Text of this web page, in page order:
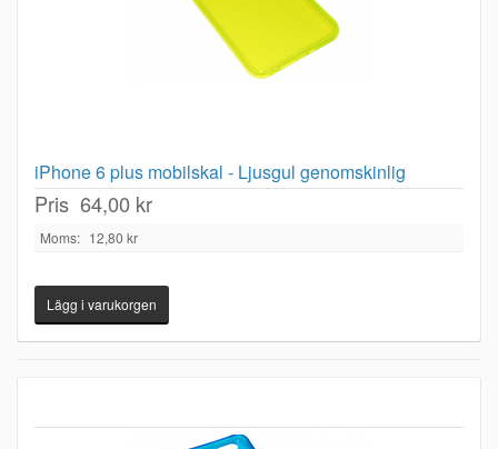
iPhone 6 plus mobilskal - Ljusgul genomskinlig
Pris 64,00 kr
Moms: 12,80 kr